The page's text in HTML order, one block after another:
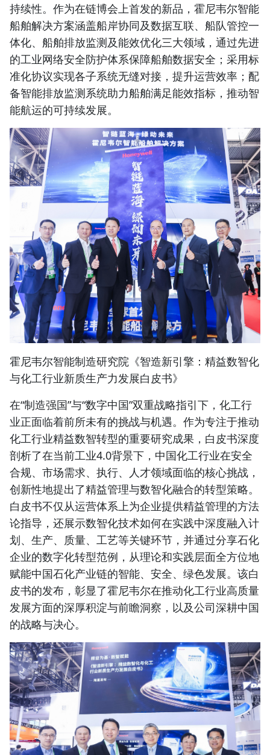
持续性。作为在链博会上首发的新品，霍尼韦尔智能
船舶解决方案涵盖船岸协同及数据互联、船队管控一
体化、船舶排放监测及能效优化三大领域，通过先进
的工业网络安全防护体系保障船舶数据安全；采用标
准化协议实现各子系统无缝对接，提升运营效率；配
备智能排放监测系统助力船舶满足能效指标，推动智
能航运的可持续发展。
霍尼韦尔智能制造研究院《智造新引擎：精益数智化
与化工行业新质生产力发展白皮书》
在“制造强国”与“数字中国”双重战略指引下，化工行
业正面临着前所未有的挑战与机遇。作为专注于推动
化工行业精益数智转型的重要研究成果，白皮书深度
剖析了在当前工业4.0背景下，中国化工行业在安全
合规、市场需求、执行、人才领域面临的核心挑战，
创新性地提出了精益管理与数智化融合的转型策略。
白皮书不仅从运营体系上为企业提供精益管理的方法
论指导，还展示数智化技术如何在实践中深度融入计
划、生产、质量、工艺等关键环节，并通过分享石化
企业的数字化转型范例，从理论和实践层面全方位地
赋能中国石化产业链的智能、安全、绿色发展。该白
皮书的发布，彰显了霍尼韦尔在推动化工行业高质量
发展方面的深厚积淀与前瞻洞察，以及公司深耕中国
的战略与决心。